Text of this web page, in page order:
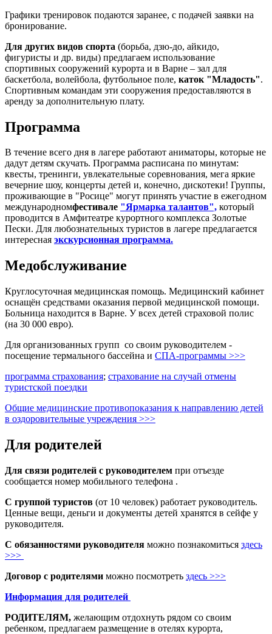
Графики тренировок подаются заранее, с подачей заявки на
бронирование.
Для других видов спорта (борьба, дзю-до, айкидо,
фигуристы и др. виды) предлагаем использование
спортивных сооружений курорта и в Варне – зал для
баскетбола, волейбола, футбольное поле, каток "Младость".
Спортивным командам эти сооружения предоставляются в
аренду за дополнительную плату.
Программа
В течение всего дня в лагере работают аниматоры, которые не
дадут детям скучать. Программа расписана по минутам:
квесты, тренинги, увлекательные соревнования, мега яркие
вечерние шоу, концерты детей и, конечно, дискотеки! Группы,
проживающие в "Росице" могут принять участие в ежегодном
международномфестивале "Ярмарка талантов", который
проводится в Амфитеатре курортного комплекса Золотые
Пески. Для любознательных туристов в лагере предлагается
интересная экскурсионная программа.
Медобслуживание
Круглосуточная медицинская помощь. Медицинский кабинет
оснащён средствами оказания первой медицинской помощи.
Больница находится в Варне. У всех детей страховой полис
(на 30 000 евро).
Для организованных групп со своим руководителем -
посещение термального бассейна и СПА-программы >>>
программа страхования; страхование на случай отмены
туристской поездки
Общие медицинские противопоказания к направлению детей
в оздоровительные учреждения >>>
Для родителей
Для связи родителей с руководителем при отъезде
сообщается номер мобильного телефона .
С группой туристов (от 10 человек) работает руководитель.
Ценные вещи, деньги и документы детей хранятся в сейфе у
руководителя.
С обязанностями руководителя можно познакомиться здесь
>>>
Договор с родителями можно посмотреть здесь >>>
Информация для родителей
РОДИТЕЛЯМ, желающим отдохнуть рядом со своим
ребенком, предлагаем размещение в отелях курорта,